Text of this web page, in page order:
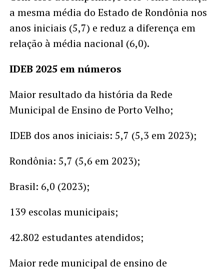
a mesma média do Estado de Rondônia nos
anos iniciais (5,7) e reduz a diferença em
relação à média nacional (6,0).
IDEB 2025 em números
Maior resultado da história da Rede
Municipal de Ensino de Porto Velho;
IDEB dos anos iniciais: 5,7 (5,3 em 2023);
Rondônia: 5,7 (5,6 em 2023);
Brasil: 6,0 (2023);
139 escolas municipais;
42.802 estudantes atendidos;
Maior rede municipal de ensino de